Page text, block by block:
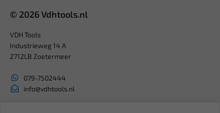
© 2026 Vdhtools.nl
VDH Tools
Industrieweg 14 A
2712LB Zoetermeer
079-7502444
info@vdhtools.nl